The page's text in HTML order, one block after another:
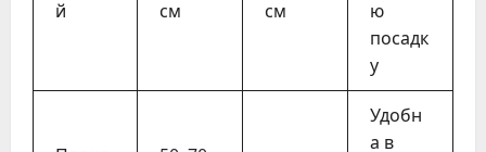
й
см
см
ю
посадк
у
Удобн
а в